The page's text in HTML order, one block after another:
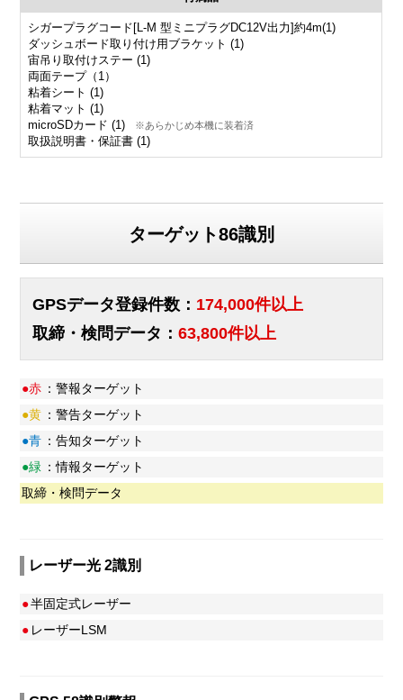
シガープラグコード[L-M 型ミニプラグDC12V出力]約4m(1)
ダッシュボード取り付け用ブラケット (1)
宙吊り取付けステー (1)
両面テープ（1）
粘着シート (1)
粘着マット (1)
microSDカード (1)
※あらかじめ本機に装着済
取扱説明書・保証書 (1)
ターゲット86識別
GPSデータ登録件数： 174,000件以上
取締・検問データ：63,800件以上
●赤 ：警報ターゲット
●黄 ：警告ターゲット
●青 ：告知ターゲット
●緑 ：情報ターゲット
取締・検問データ
レーザー光 2識別
●半固定式レーザー
● レーザーLSM